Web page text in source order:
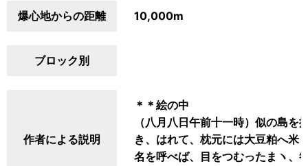
爆心地からの距離 10,000m
ブロック別
作者による説明
＊＊絵の中
（八月八日午前十一時）似の島
き、はれて、枕元には大豆粕へ米
名を呼べば、目をつむったまヽ、